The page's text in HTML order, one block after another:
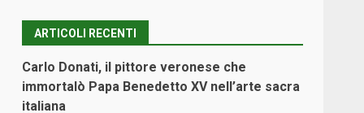
ARTICOLI RECENTI
Carlo Donati, il pittore veronese che
immortalò Papa Benedetto XV nell’arte sacra
italiana